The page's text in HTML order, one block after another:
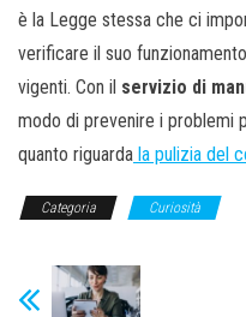
è la Legge stessa che ci
verificare il suo
vigenti. Con il servizio di
modo di prevenire i problemi
quanto riguarda la pulizia del
Categoria Curiosità